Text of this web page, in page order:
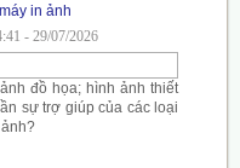
in ảnh
- 29/07/2026
đồ họa; hình ảnh thiết
sự trợ giúp của các loại